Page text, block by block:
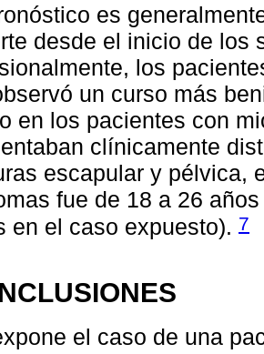
es
desde el inicio de los
los
un curso más
en los pacientes con
clínicamente
escapular y pélvica,
fue de 18 a 26
en el caso expuesto). 7
el caso de una